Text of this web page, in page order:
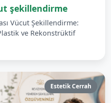
şekillendirme
Vücut Şekillendirme:
ve Rekonstrüktif
Estetik Cerrah